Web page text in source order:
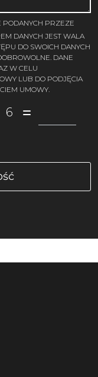
PRZEZE
DANYCH JEST WALA
DO SWOICH DANYCH
DANE
W CELU
LUB DO PODJĘCIA
UMOWY.
6